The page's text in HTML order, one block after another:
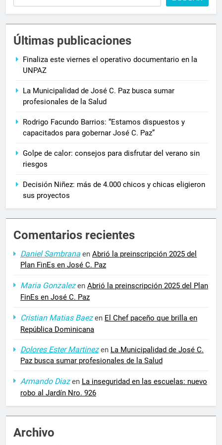
Últimas publicaciones
Finaliza este viernes el operativo documentario en la
UNPAZ
La Municipalidad de José C. Paz busca sumar
profesionales de la Salud
Rodrigo Facundo Barrios: “Estamos dispuestos y
capacitados para gobernar José C. Paz”
Golpe de calor: consejos para disfrutar del verano sin
riesgos
Decisión Niñez: más de 4.000 chicos y chicas eligieron
sus proyectos
Comentarios recientes
Daniel Sambrana en Abrió la preinscripción 2025 del
Plan FinEs en José C. Paz
Maria Gonzalezen Abrió la preinscripción 2025 del Plan
FinEs en José C. Paz
Cristian Matias Baezen El Chef paceño que brilla en
República Dominicana
Dolores Ester Martinezen La Municipalidad de José C.
Paz busca sumar profesionales de la Salud
Armando Diazen La inseguridad en las escuelas: nuevo
robo al Jardín Nro. 926
Archivo